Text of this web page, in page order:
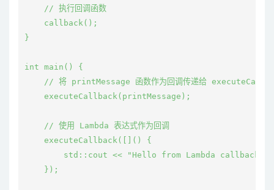
    // 执行回调函数
    callback();
}
int main() {
// 将 printMessage 函数作为回调传递给
    executeCallback(printMessage);
    // 使用 Lambda 表达式作为回调
    executeCallback([]() {
std::cout << "Hello from Lambda callback!"
    });